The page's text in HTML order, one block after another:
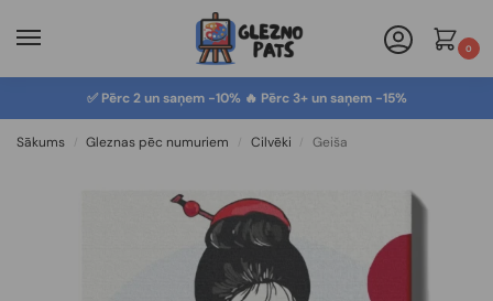
0
✅ Pērc 2 un saņem -10% 🔥 Pērc 3+ un saņem -15%
Sākums / Gleznas pēc numuriem / Cilvēki / Geiša